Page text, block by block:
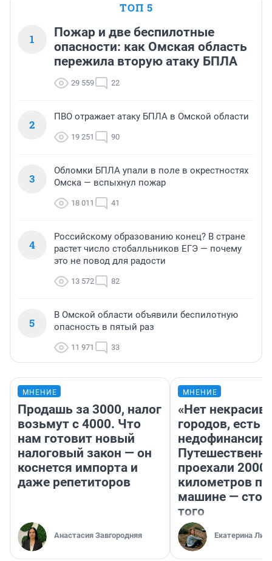
ТОП 5
1
Пожар и две беспилотные
опасности: как Омская область
пережила вторую атаку БПЛА
29 559 22
2
ПВО отражает атаку БПЛА в Омской области
19 251 90
3
Обломки БПЛА упали в поле в окрестностях
Омска — вспыхнул пожар
18 011 41
4
Российскому образованию конец? В стране
растет число стобалльников ЕГЭ — почему
это не повод для радости
13 572 82
5
В Омской области объявили беспилотную
опасность в пятый раз
11 971 33
МНЕНИЕ
Продашь за 3000, налог
возьмут с 4000. Что
нам готовит новый
налоговый закон — он
коснется импорта и
даже репетиторов
Анастасия Завгородняя
МНЕНИЕ
«Нет
городов, есть
проехали 2000
километров по
машине —
того
Екатерина